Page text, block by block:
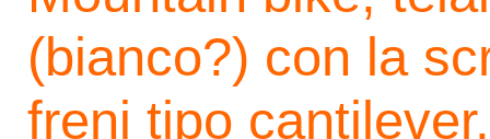
(bianco?) con la
freni tipo